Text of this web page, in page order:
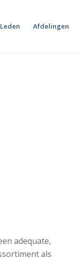
Leden Afdelingen
adequate,
als